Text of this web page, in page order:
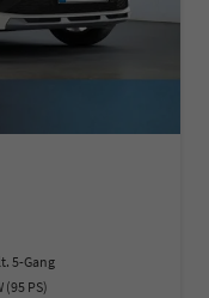
5-Gang
(95 PS)